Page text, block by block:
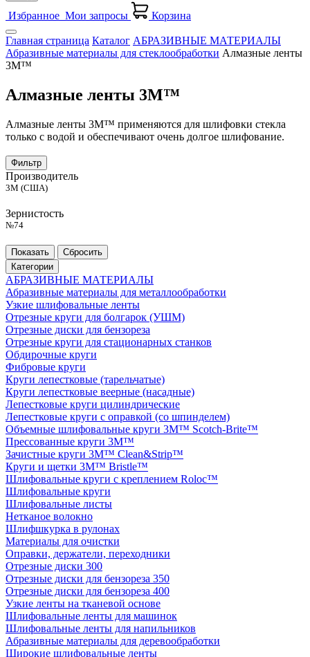
Избранное Мои запросы Корзина
Главная страница Каталог АБРАЗИВНЫЕ МАТЕРИАЛЫ
Абразивные материалы для стеклообработки Алмазные ленты
3M™
Алмазные ленты 3M™
Алмазные ленты 3M™ применяются для шлифовки стекла
только с водой и обеспечивают очень долгое шлифование.
Фильтр
Производитель
3M (США)
Зернистость
№74
Категории
АБРАЗИВНЫЕ МАТЕРИАЛЫ
Абразивные материалы для металлообработки
Узкие шлифовальные ленты
Отрезные круги для болгарок (УШМ)
Отрезные диски для бензореза
Отрезные круги для стационарных станков
Обдирочные круги
Фибровые круги
Круги лепестковые (тарельчатые)
Круги лепестковые веерные (насадные)
Лепестковые круги цилиндрические
Лепестковые круги с оправкой (со шпинделем)
Объемные шлифовальные круги 3M™ Scotch-Brite™
Прессованные круги 3M™
Зачистные круги 3M™ Clean&Strip™
Круги и щетки 3M™ Bristle™
Шлифовальные круги с креплением Roloc™
Шлифовальные круги
Шлифовальные листы
Нетканое волокно
Шлифшкурка в рулонах
Материалы для очистки
Оправки, держатели, переходники
Отрезные диски 300
Отрезные диски для бензореза 350
Отрезные диски для бензореза 400
Узкие ленты на тканевой основе
Шлифовальные ленты для машинок
Шлифовальные ленты для напильников
Абразивные материалы для деревообработки
Широкие шлифовальные ленты